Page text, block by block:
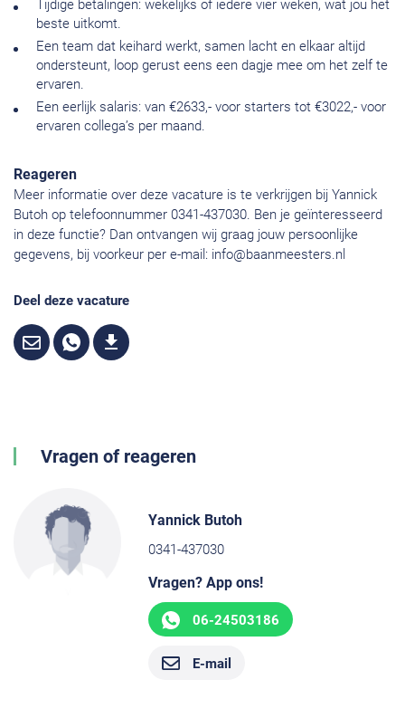
Tijdige betalingen: wekelijks of iedere vier weken, wat jou het
beste uitkomt.
Een team dat keihard werkt, samen lacht en elkaar altijd
ondersteunt, loop gerust eens een dagje mee om het zelf te
ervaren.
Een eerlijk salaris: van €2633,- voor starters tot €3022,- voor
ervaren collega’s per maand.
Reageren
Meer informatie over deze vacature is te verkrijgen bij Yannick
Butoh op telefoonnummer 0341-437030. Ben je geïnteresseerd
in deze functie? Dan ontvangen wij graag jouw persoonlijke
gegevens, bij voorkeur per e-mail: info@baanmeesters.nl
Deel deze vacature
Vragen of reageren
Yannick Butoh
0341-437030
Vragen? App ons!
06-24503186
E-mail